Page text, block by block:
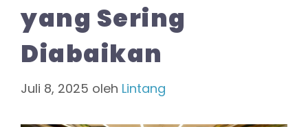
yang Sering
Diabaikan
Juli 8, 2025 oleh Lintang